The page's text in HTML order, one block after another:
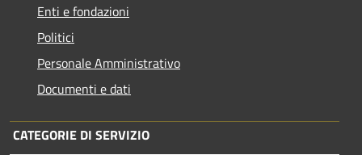
Enti e fondazioni
Politici
Personale Amministrativo
Documenti e dati
CATEGORIE DI SERVIZIO